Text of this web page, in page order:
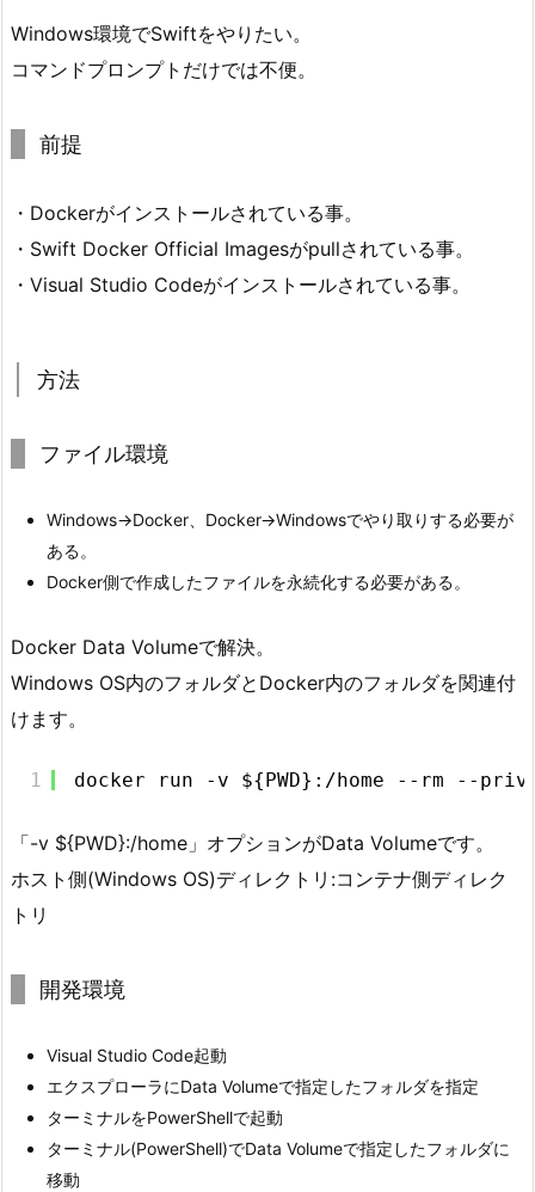
Windows環境でSwiftをやりたい。
コマンドプロンプトだけでは不便。
前提
・Dockerがインストールされている事。
・Swift Docker Official Imagesがpullされている事。
・Visual Studio Codeがインストールされている事。
方法
ファイル環境
Windows→Docker、Docker→Windowsでやり取りする必要が
ある。
Docker側で作成したファイルを永続化する必要がある。
Docker Data Volumeで解決。
Windows OS内のフォルダとDocker内のフォルダを関連付
けます。
1 docker run -v ${PWD}:/home --rm --
「-v ${PWD}:/home」オプションがData Volumeです。
ホスト側(Windows OS)ディレクトリ:コンテナ側ディレク
トリ
開発環境
Visual Studio Code起動
エクスプローラにData Volumeで指定したフォルダを指定
ターミナルをPowerShellで起動
ターミナル(PowerShell)でData Volumeで指定したフォルダに
移動